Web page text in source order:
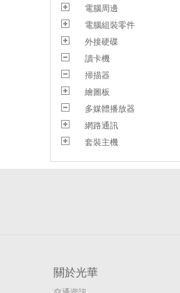
電腦周邊
電腦組裝零件
外接硬碟
讀卡機
掃描器
繪圖板
多媒體播放器
網路通訊
套裝主機
關於光華